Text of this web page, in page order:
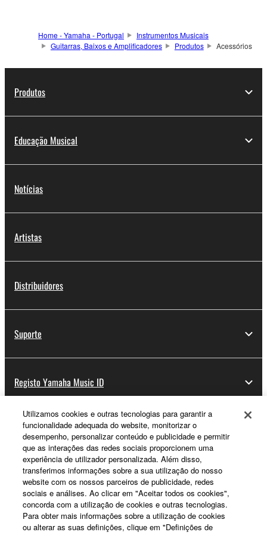
Home - Yamaha - Portugal
Instrumentos Musicais
Guitarras, Baixos e Amplificadores
Produtos Acessórios
Produtos
Educação Musical
Notícias
Artistas
Distribuidores
Suporte
Registo Yamaha Music ID
Sobre a Yamaha
Portugal - Portuguese
Negócio
Utilizamos cookies e outras tecnologias para garantir a
funcionalidade adequada do website, monitorizar o
desempenho, personalizar conteúdo e publicidade e permitir
que as interações das redes sociais proporcionem uma
experiência de utilizador personalizada. Além disso,
transferimos informações sobre a sua utilização do nosso
website com os nossos parceiros de publicidade, redes
sociais e análises. Ao clicar em "Aceitar todos os cookies",
concorda com a utilização de cookies e outras tecnologias.
Para obter mais informações sobre a utilização de cookies
ou alterar as suas definições, clique em "Definições de